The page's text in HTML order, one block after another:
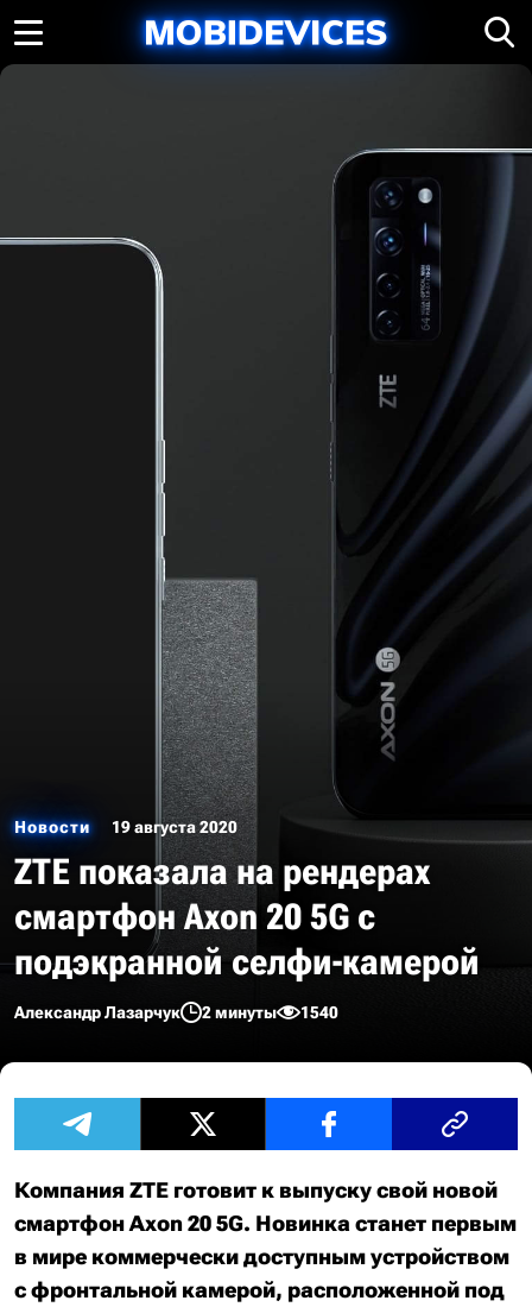
Новости 19 августа 2020
ZTE показала на рендерах
смартфон Axon 20 5G с
подэкранной селфи-камерой
Александр Лазарчук 2 минуты 1540
Компания ZTE готовит к выпуску свой новой
смартфон Axon 20 5G. Новинка станет первым
в мире коммерчески доступным устройством
с фронтальной камерой, расположенной под